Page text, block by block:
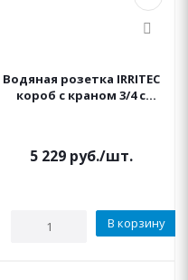
Водяная розетка IRRITEC
короб с краном 3/4 с
5 229руб./шт.
В корзину